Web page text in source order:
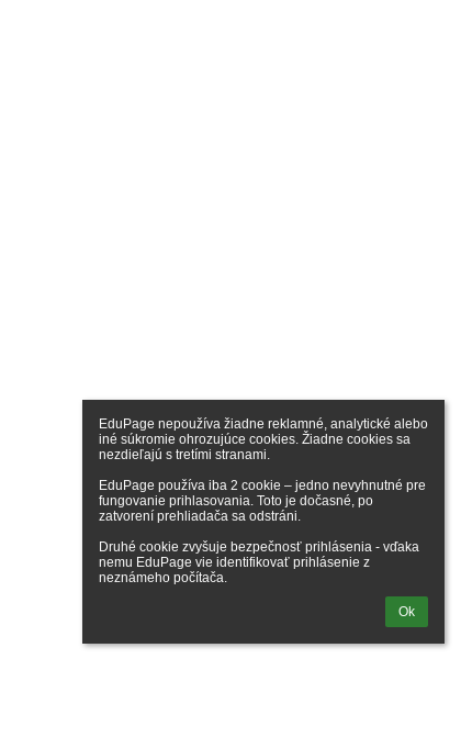
EduPage nepoužíva žiadne reklamné, analytické alebo
iné súkromie ohrozujúce cookies. Žiadne cookies sa
nezdieľajú s tretími stranami.
EduPage používa iba 2 cookie – jedno nevyhnutné pre
fungovanie prihlasovania. Toto je dočasné, po
zatvorení prehliadača sa odstráni.
Druhé cookie zvyšuje bezpečnosť prihlásenia - vďaka
nemu EduPage vie identifikovať prihlásenie z
neznámeho počítača.
Ok